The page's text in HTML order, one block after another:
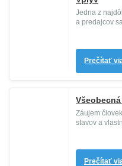
Jedna z
a predajcov
Prečítať
Záujem
stavov a
Prečítať